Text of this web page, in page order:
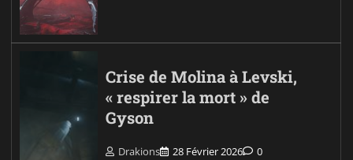
Crise de Molina à Levski,
« respirer la mort » de
Gyson
Drakions 28 Février 2026 0